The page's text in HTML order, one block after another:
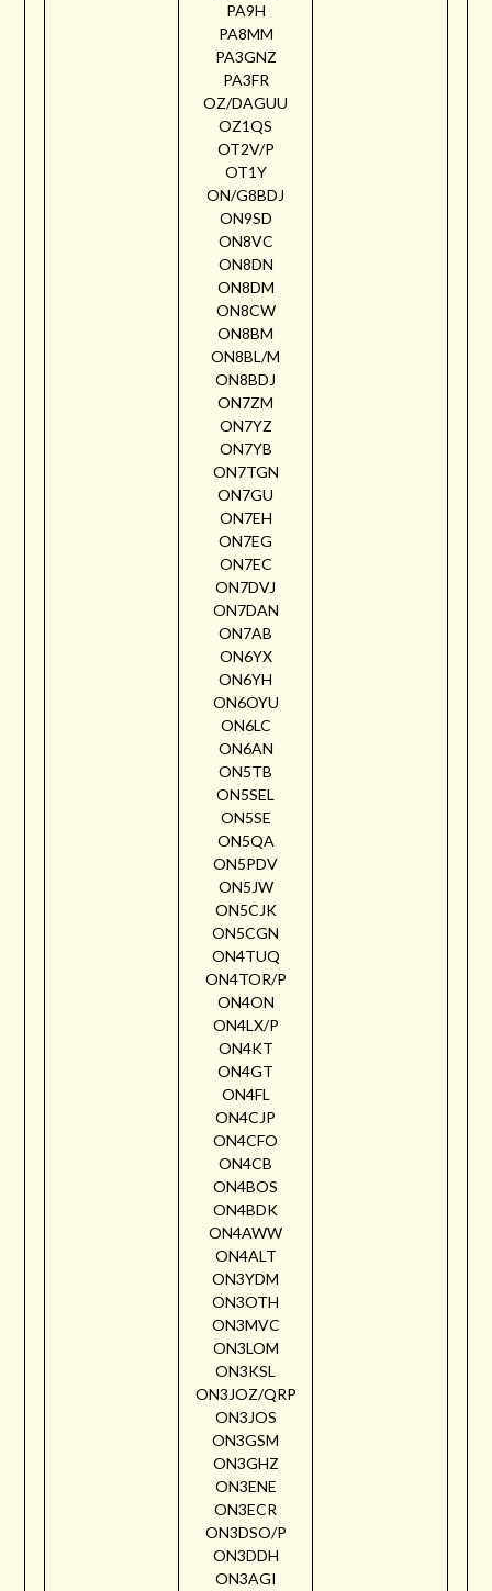
PA9H
PA8MM
PA3GNZ
PA3FR
OZ/DAGUU
OZ1QS
OT2V/P
OT1Y
ON/G8BDJ
ON9SD
ON8VC
ON8DN
ON8DM
ON8CW
ON8BM
ON8BL/M
ON8BDJ
ON7ZM
ON7YZ
ON7YB
ON7TGN
ON7GU
ON7EH
ON7EG
ON7EC
ON7DVJ
ON7DAN
ON7AB
ON6YX
ON6YH
ON6OYU
ON6LC
ON6AN
ON5TB
ON5SEL
ON5SE
ON5QA
ON5PDV
ON5JW
ON5CJK
ON5CGN
ON4TUQ
ON4TOR/P
ON4ON
ON4LX/P
ON4KT
ON4GT
ON4FL
ON4CJP
ON4CFO
ON4CB
ON4BOS
ON4BDK
ON4AWW
ON4ALT
ON3YDM
ON3OTH
ON3MVC
ON3LOM
ON3KSL
ON3JOZ/QRP
ON3JOS
ON3GSM
ON3GHZ
ON3ENE
ON3ECR
ON3DSO/P
ON3DDH
ON3AGI